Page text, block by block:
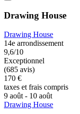
Drawing House
Drawing House
14e arrondissement
9,6/10
Exceptionnel
(685 avis)
170 €
taxes et frais compris
9 août - 10 août
Drawing House